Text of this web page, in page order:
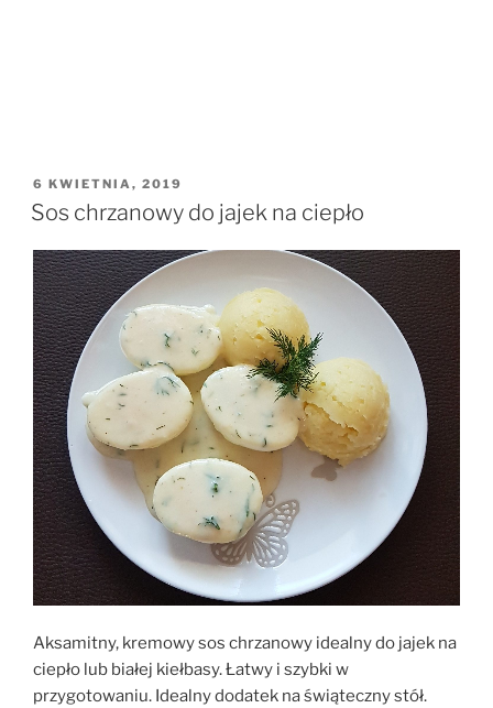
OPUBLIKOWANE
W
6 KWIETNIA, 2019
Sos chrzanowy do jajek na ciepło
Aksamitny, kremowy sos chrzanowy idealny do jajek na
ciepło lub białej kiełbasy. Łatwy i szybki w
przygotowaniu. Idealny dodatek na świąteczny stół.